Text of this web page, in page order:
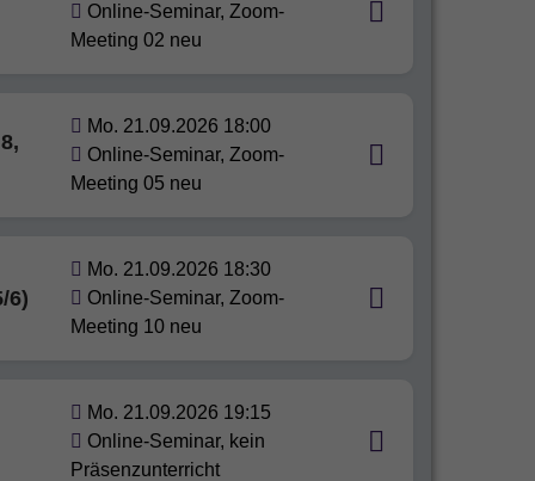
Online-Seminar, Zoom-
Meeting 02 neu
Mo. 21.09.2026 18:00
Online-Seminar, Zoom-
Meeting 05 neu
6)
Mo. 21.09.2026 18:30
Online-Seminar, Zoom-
Meeting 10 neu
Mo. 21.09.2026 19:15
Online-Seminar, kein
Präsenzunterricht